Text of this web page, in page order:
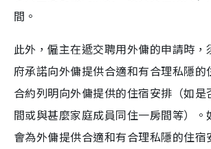
間。
此外，僱主在遞交聘用外傭的申請時
府承諾向外傭提供合適和有合理私隱的
合約列明向外傭提供的住宿安排（如是
間或與甚麼家庭成員同住一房間等）。
會為外傭提供合適和有合理私隱的住宿